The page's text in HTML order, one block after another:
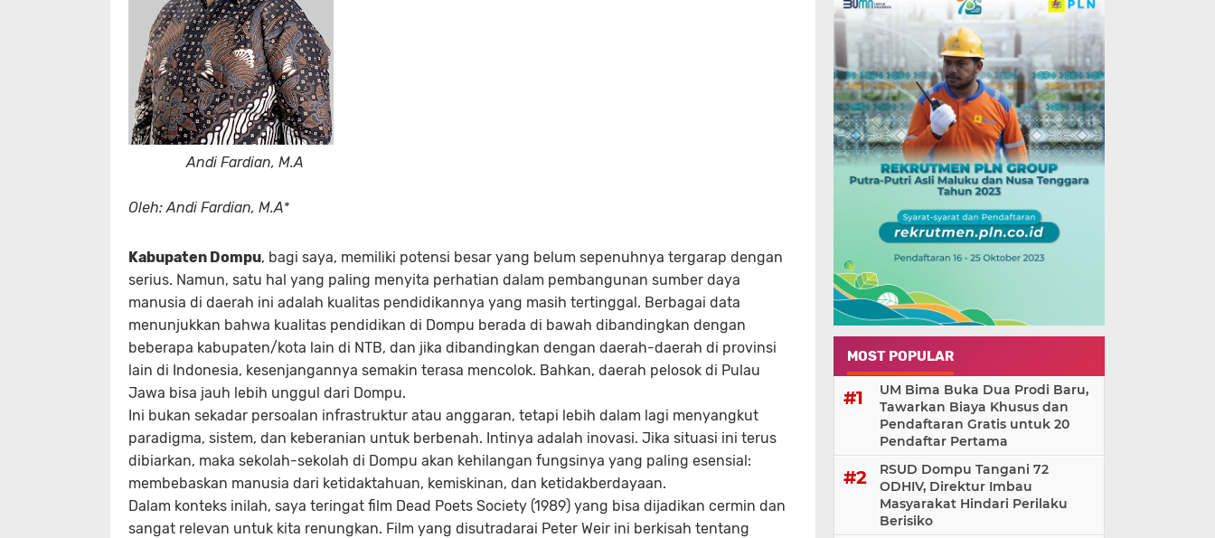
Andi Fardian, M.A
Oleh: Andi Fardian, M.A*
Kabupaten Dompu, bagi saya, memiliki potensi besar yang belum sepenuhnya tergarap dengan
serius. Namun, satu hal yang paling menyita perhatian dalam pembangunan sumber daya
manusia di daerah ini adalah kualitas pendidikannya yang masih tertinggal. Berbagai data
menunjukkan bahwa kualitas pendidikan di Dompu berada di bawah dibandingkan dengan
beberapa kabupaten/kota lain di NTB, dan jika dibandingkan dengan daerah-daerah di provinsi
lain di Indonesia, kesenjangannya semakin terasa mencolok. Bahkan, daerah pelosok di Pulau
Jawa bisa jauh lebih unggul dari Dompu.
Ini bukan sekadar persoalan infrastruktur atau anggaran, tetapi lebih dalam lagi menyangkut
paradigma, sistem, dan keberanian untuk berbenah. Intinya adalah inovasi. Jika situasi ini terus
dibiarkan, maka sekolah-sekolah di Dompu akan kehilangan fungsinya yang paling esensial:
membebaskan manusia dari ketidaktahuan, kemiskinan, dan ketidakberdayaan.
Dalam konteks inilah, saya teringat film Dead Poets Society (1989) yang bisa dijadikan cermin dan
sangat relevan untuk kita renungkan. Film yang disutradarai Peter Weir ini berkisah tentang
MOST POPULAR
UM Bima Buka Dua Prodi Baru,
Tawarkan Biaya Khusus dan
Pendaftaran Gratis untuk 20
Pendaftar Pertama
RSUD Dompu Tangani 72
ODHIV, Direktur Imbau
Masyarakat Hindari Perilaku
Berisiko